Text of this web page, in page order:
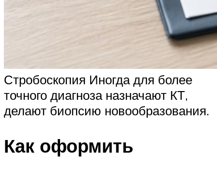
Стробоскопия Иногда для более
точного диагноза назначают КТ,
делают биопсию новообразования.
Как оформить